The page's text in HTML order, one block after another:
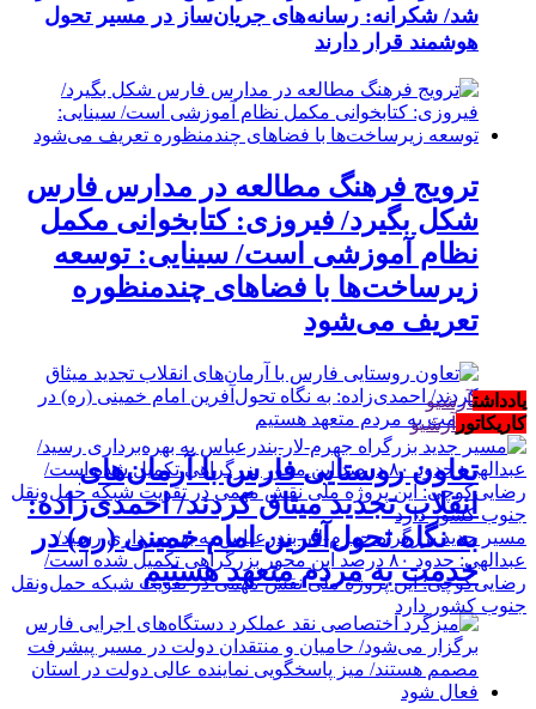
شد/ شکرانه: رسانه‌های جریان‌ساز در مسیر تحول
هوشمند قرار دارند
ترویج فرهنگ مطالعه در مدارس فارس
شکل بگیرد/ فیروزی: کتابخوانی مکمل
نظام آموزشی است/ سینایی: توسعه
زیرساخت‌ها با فضاهای چندمنظوره
تعریف می‌شود
تعاون روستایی فارس با آرمان‌های
انقلاب تجدید میثاق کردند/ احمدی‌زاده:
به نگاه تحول‌آفرین امام خمینی (ره) در
خدمت به مردم متعهد هستیم
یادداشتآرشیو
کاریکاتور آرشیو
مسیر جدید بزرگراه جهرم-لار-بندرعباس به بهره‌برداری رسید/
عبدالهی: حدود ۸۰ درصد این محور بزرگراهی تکمیل شده است/
رضایی‌کوچی: این پروژه ملی نقش مهمی در تقویت شبکه حمل‌ونقل
جنوب کشور دارد